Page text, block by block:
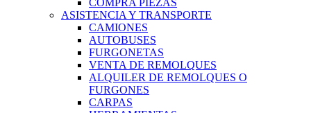
COMPRA PIEZAS
ASISTENCIA Y TRANSPORTE
CAMIONES
AUTOBUSES
FURGONETAS
VENTA DE REMOLQUES
ALQUILER DE REMOLQUES O
FURGONES
CARPAS